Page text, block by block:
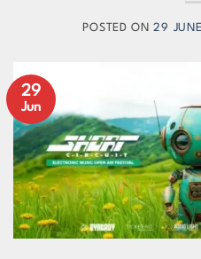
POSTED ON29
29
Jun